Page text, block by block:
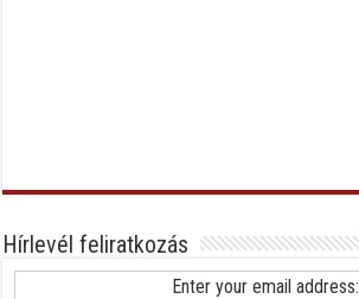
Hírlevél feliratkozás
Enter your email address: